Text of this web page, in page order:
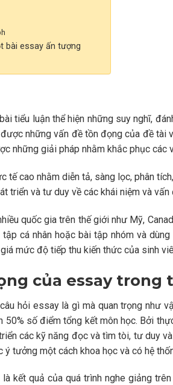
bài essay ấn tượng
tiểu luận thể hiện những suy nghĩ,
những vấn đề tồn đọng của đề tài
những giải pháp nhằm khắc phục
tế cao nhằm diễn tả, sàng lọc, phân
triển và tư duy về các khái niệm và
quốc gia trên thế giới như Mỹ,
cá nhân hoặc bài tập nhóm và
mức độ tiếp thu kiến thức của sinh
của essay trong
hỏi essay là gì mà quan trọng như
50% số điểm tổng kết môn học. Bởi
các kỹ năng đọc và tìm tòi, tư duy
tưởng một cách khoa học và có hệ
là kết quả của quá trình nghe giảng